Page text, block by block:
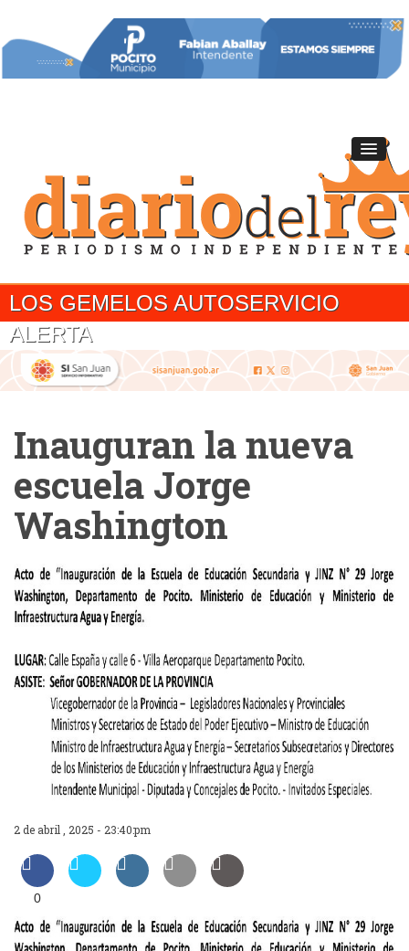
LOS GEMELOS AUTOSERVICIO
ALERTA
Inauguran la nueva
escuela Jorge
Washington
2 de abril , 2025 - 23:40:pm
0